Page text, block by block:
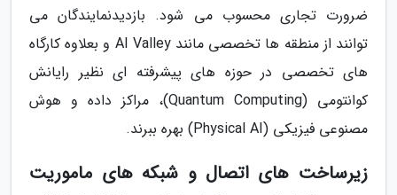
ضرورت تجاری محسوب می شود. بازدیدنمایندگان می
توانند از منطقه ها تخصصی مانند AI Valley و بعلاوه کارگاه
های تخصصی در حوزه های پیشرفته ای نظیر رایانش
کوانتومی (Quantum Computing)، مراکز داده و هوش
مصنوعی فیزیکی (Physical AI) بهره ببرند.
زیرساخت های اتصال و شبکه های ماموریت